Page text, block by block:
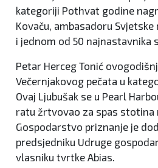
kategoriji Pothvat godine
Kovaču, ambasadoru
i jednom od 50 najnastavnika
Petar Herceg Tonić
Večernjakovog pečata u
Ovaj Ljubušak se u Pearl
ratu žrtvovao za spas stotina
Gospodarstvo priznanje je
predsjedniku Udruge
vlasniku tvrtke Abias.